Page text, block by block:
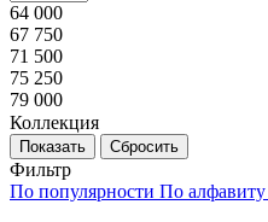
64 000
67 750
71 500
75 250
79 000
Коллекция
Показать Сбросить
Фильтр
По популярности По алфавиту